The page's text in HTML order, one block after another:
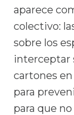
aparece
colectivo:
sobre los
interceptar
cartones
para
para que